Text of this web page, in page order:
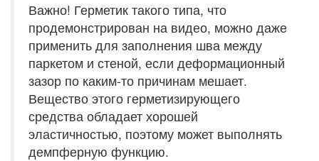
Важно! Герметик такого типа, что
продемонстрирован на видео, можно даже
применить для заполнения шва между
паркетом и стеной, если деформационный
зазор по каким-то причинам мешает.
Вещество этого герметизирующего
средства обладает хорошей
эластичностью, поэтому может выполнять
демпферную функцию.